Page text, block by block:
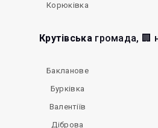
Корюківка
Крутівськагромада, 🏢
Бакланове
Бурківка
Валентіїв
Діброва